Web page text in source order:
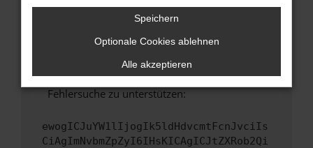
Wende dich an den Webseitenbetreiber.
hast, kontaktiere uns bitte. Wir werden
versuchen, das Problem zu beheben. Du kannst
uns diesen Text schicken, um uns bei der
Fehlersuche zu unterstützen:
ewogICJuYW1lIjogIk5ldHdvcmtFcnJvciIs
CiAgImNvbmZpZyI6IHsKICAgICJtZXRob2Qi
Speichern
Optionale Cookies ablehnen
Alle akzeptieren